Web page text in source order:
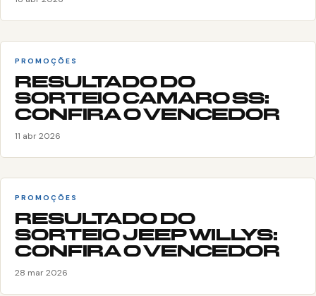
PROMOÇÕES
RESULTADO DO
SORTEIO CAMARO SS:
CONFIRA O VENCEDOR
11 abr 2026
PROMOÇÕES
RESULTADO DO
SORTEIO JEEP WILLYS:
CONFIRA O VENCEDOR
28 mar 2026